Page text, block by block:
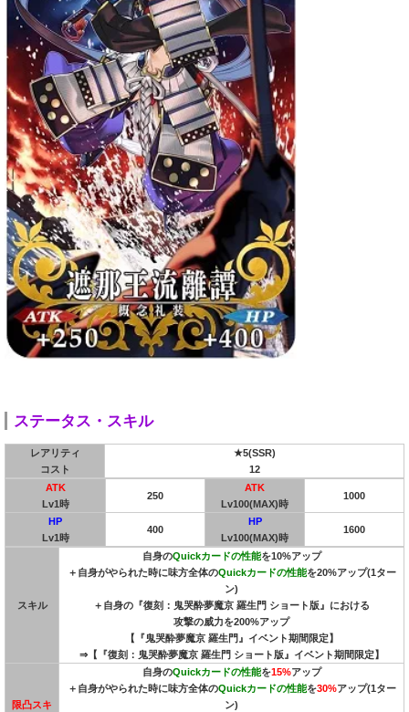
ステータス・スキル
レアリティ
コスト
★5(SSR)
12
ATK
Lv1時
250
ATK
Lv100(MAX)時
1000
HP
Lv1時
400
HP
Lv100(MAX)時
1600
スキル
自身のQuickカードの性能を10%アップ
＋自身がやられた時に味方全体のQuickカードの性能を20%アップ(1ター
ン)
＋自身の『復刻：鬼哭酔夢魔京 羅生門 ショート版』における
攻撃の威力を200%アップ
【『鬼哭酔夢魔京 羅生門』イベント期間限定】
⇒【『復刻：鬼哭酔夢魔京 羅生門 ショート版』イベント期間限定】
限凸スキ
自身のQuickカードの性能を15%アップ
＋自身がやられた時に味方全体のQuickカードの性能を30%アップ(1ター
ン)